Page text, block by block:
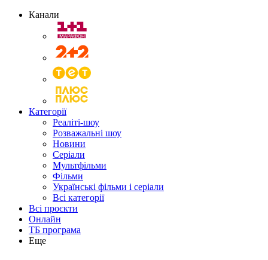
Канали
Категорії
Реаліті-шоу
Розважальні шоу
Новини
Серіали
Мультфільми
Фільми
Українські фільми і серіали
Всі категорії
Всі проєкти
Онлайн
ТБ програма
Еще